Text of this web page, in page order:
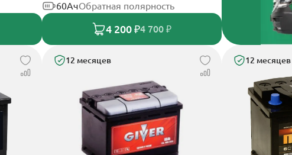
60АчОбратная полярность
4 200 ₽4 700 ₽
12 месяцев 12 месяцев